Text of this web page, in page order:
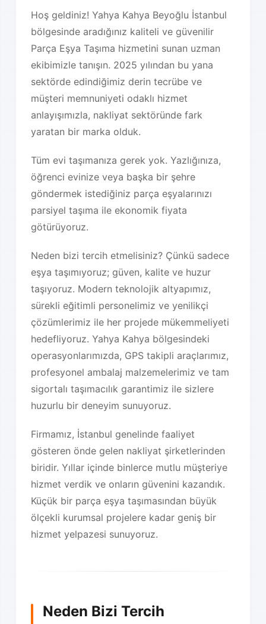
Hoş geldiniz! Yahya Kahya Beyoğlu İstanbul
bölgesinde aradığınız kaliteli ve güvenilir
Parça Eşya Taşıma hizmetini sunan uzman
ekibimizle tanışın. 2025 yılından bu yana
sektörde edindiğimiz derin tecrübe ve
müşteri memnuniyeti odaklı hizmet
anlayışımızla, nakliyat sektöründe fark
yaratan bir marka olduk.
Tüm evi taşımanıza gerek yok. Yazlığınıza,
öğrenci evinize veya başka bir şehre
göndermek istediğiniz parça eşyalarınızı
parsiyel taşıma ile ekonomik fiyata
götürüyoruz.
Neden bizi tercih etmelisiniz? Çünkü sadece
eşya taşımıyoruz; güven, kalite ve huzur
taşıyoruz. Modern teknolojik altyapımız,
sürekli eğitimli personelimiz ve yenilikçi
çözümlerimiz ile her projede mükemmeliyeti
hedefliyoruz. Yahya Kahya bölgesindeki
operasyonlarımızda, GPS takipli araçlarımız,
profesyonel ambalaj malzemelerimiz ve tam
sigortalı taşımacılık garantimiz ile sizlere
huzurlu bir deneyim sunuyoruz.
Firmamız, İstanbul genelinde faaliyet
gösteren önde gelen nakliyat şirketlerinden
biridir. Yıllar içinde binlerce mutlu müşteriye
hizmet verdik ve onların güvenini kazandık.
Küçük bir parça eşya taşımasından büyük
ölçekli kurumsal projelere kadar geniş bir
hizmet yelpazesi sunuyoruz.
Neden Bizi Tercih